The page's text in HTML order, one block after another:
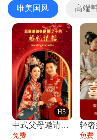
唯美国风 高端
H5
中式父母邀请函婚礼结婚请柬请贴父母邀请方
免费 免费